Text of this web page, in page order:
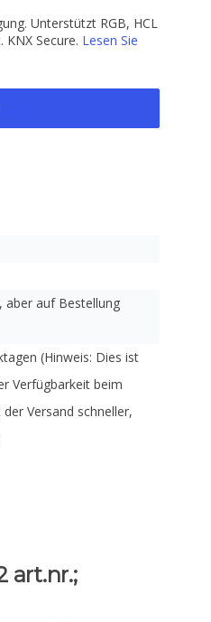
Unterstützt RGB, HCL
Secure. Lesen Sie
aber auf Bestellung
(Hinweis: Dies ist
Verfügbarkeit beim
Versand schneller,
art.nr.;